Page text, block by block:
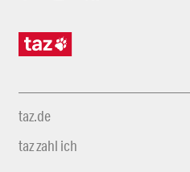
taz.de
taz zahl ich